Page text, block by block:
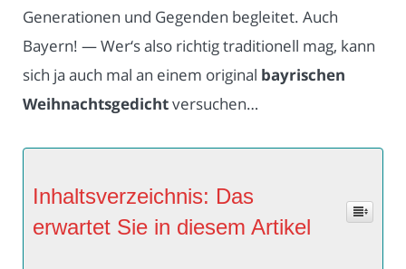
Generationen und Gegenden begleitet. Auch
Bayern! — Wer‘s also richtig traditionell mag, kann
sich ja auch mal an einem original bayrischen
Weihnachtsgedichtversuchen…
Inhaltsverzeichnis: Das
erwartet Sie in diesem Artikel